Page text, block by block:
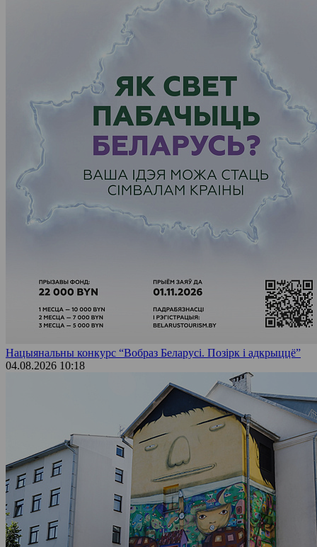
Нацыянальны конкурс “Вобраз Беларусі. Позірк і адкрыццё”
04.08.2026 10:18